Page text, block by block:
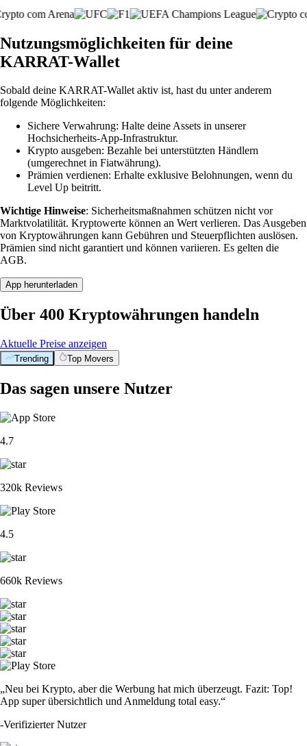
Nutzungsmöglichkeiten für deine
KARRAT-Wallet
Sobald deine KARRAT-Wallet aktiv ist, hast du unter anderem
folgende Möglichkeiten:
Sichere Verwahrung: Halte deine Assets in unserer
Hochsicherheits-App-Infrastruktur.
Krypto ausgeben: Bezahle bei unterstützten Händlern
(umgerechnet in Fiatwährung).
Prämien verdienen: Erhalte exklusive Belohnungen, wenn du
Level Up beitritt.
Wichtige Hinweise: Sicherheitsmaßnahmen schützen nicht vor
Marktvolatilität. Kryptowerte können an Wert verlieren. Das Ausgeben
von Kryptowährungen kann Gebühren und Steuerpflichten auslösen.
Prämien sind nicht garantiert und können variieren. Es gelten die
AGB.
App herunterladen
Über 400 Kryptowährungen handeln
Aktuelle Preise anzeigen
Trending Top Movers
Das sagen unsere Nutzer
4.7
320k Reviews
4.5
660k Reviews
„Neu bei Krypto, aber die Werbung hat mich überzeugt. Fazit: Top!
App super übersichtlich und Anmeldung total easy.“
-Verifizierter Nutzer